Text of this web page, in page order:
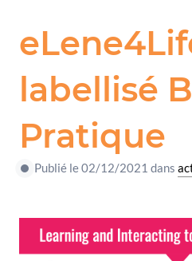
labellisé
Pratique
Publié le 02/12/2021 dans